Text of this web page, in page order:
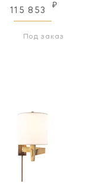
115 853
₽
Под заказ